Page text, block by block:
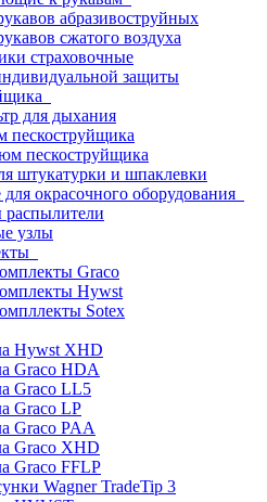
абразивоструйных
сжатого воздуха
страховочные
защиты
для дыхания
пескоструйщика
пескоструйщика
штукатурки и шпаклевки
окрасочного оборудования
узлы
Graco
Hywst
Sotex
Hywst XHD
Graco HDA
Graco LL5
Graco LP
Graco PAA
Graco XHD
Graco FFLP
Wagner TradeTip 3